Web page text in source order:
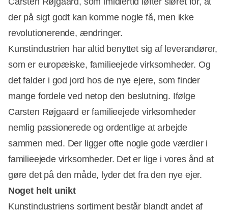
der på sigt godt kan komme nogle få, men ikke
revolutionerende, ændringer.
Kunstindustrien har altid benyttet sig af leverandører,
som er europæiske, familieejede virksomheder. Og
det falder i god jord hos de nye ejere, som finder
mange fordele ved netop den beslutning. Ifølge
Carsten Røjgaard er familieejede virksomheder
nemlig passionerede og ordentlige at arbejde
sammen med. Der ligger ofte nogle gode værdier i
familieejede virksomheder. Det er lige i vores ånd at
gøre det på den måde, lyder det fra den nye ejer.
Noget helt unikt
Kunstindustriens sortiment består blandt andet af